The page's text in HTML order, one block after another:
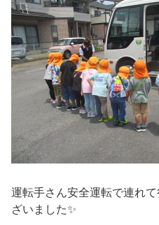
運転手さん安全運転で連れ
ざいました✨